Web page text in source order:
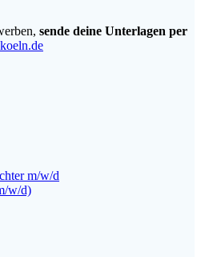
sende deine Unterlagen per
m/w/d
w/d)